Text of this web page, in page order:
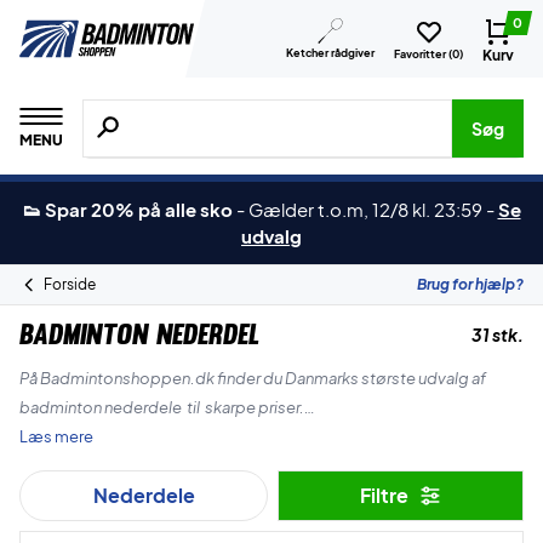
Ketcher rådgiver Favoritter (0)
0
Kurv
MENU
Søg efter produkter, mærker etc.
Søg
👟 Spar 20% på alle sko - Gælder t.o.m, 12/8 kl. 23:59 -Se
udvalg
Forside Brug for hjælp?
Badminton Nederdel 31 stk.
På Badmintonshoppen.dk finder du Danmarks største udvalg af
badminton nederdele til skarpe priser.
eget mærke ZERV.
Læs mere
Nederdele Filtre